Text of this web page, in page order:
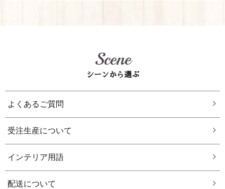
Scene
シーンから選ぶ
よくあるご質問
受注生産について
インテリア用語
配送について